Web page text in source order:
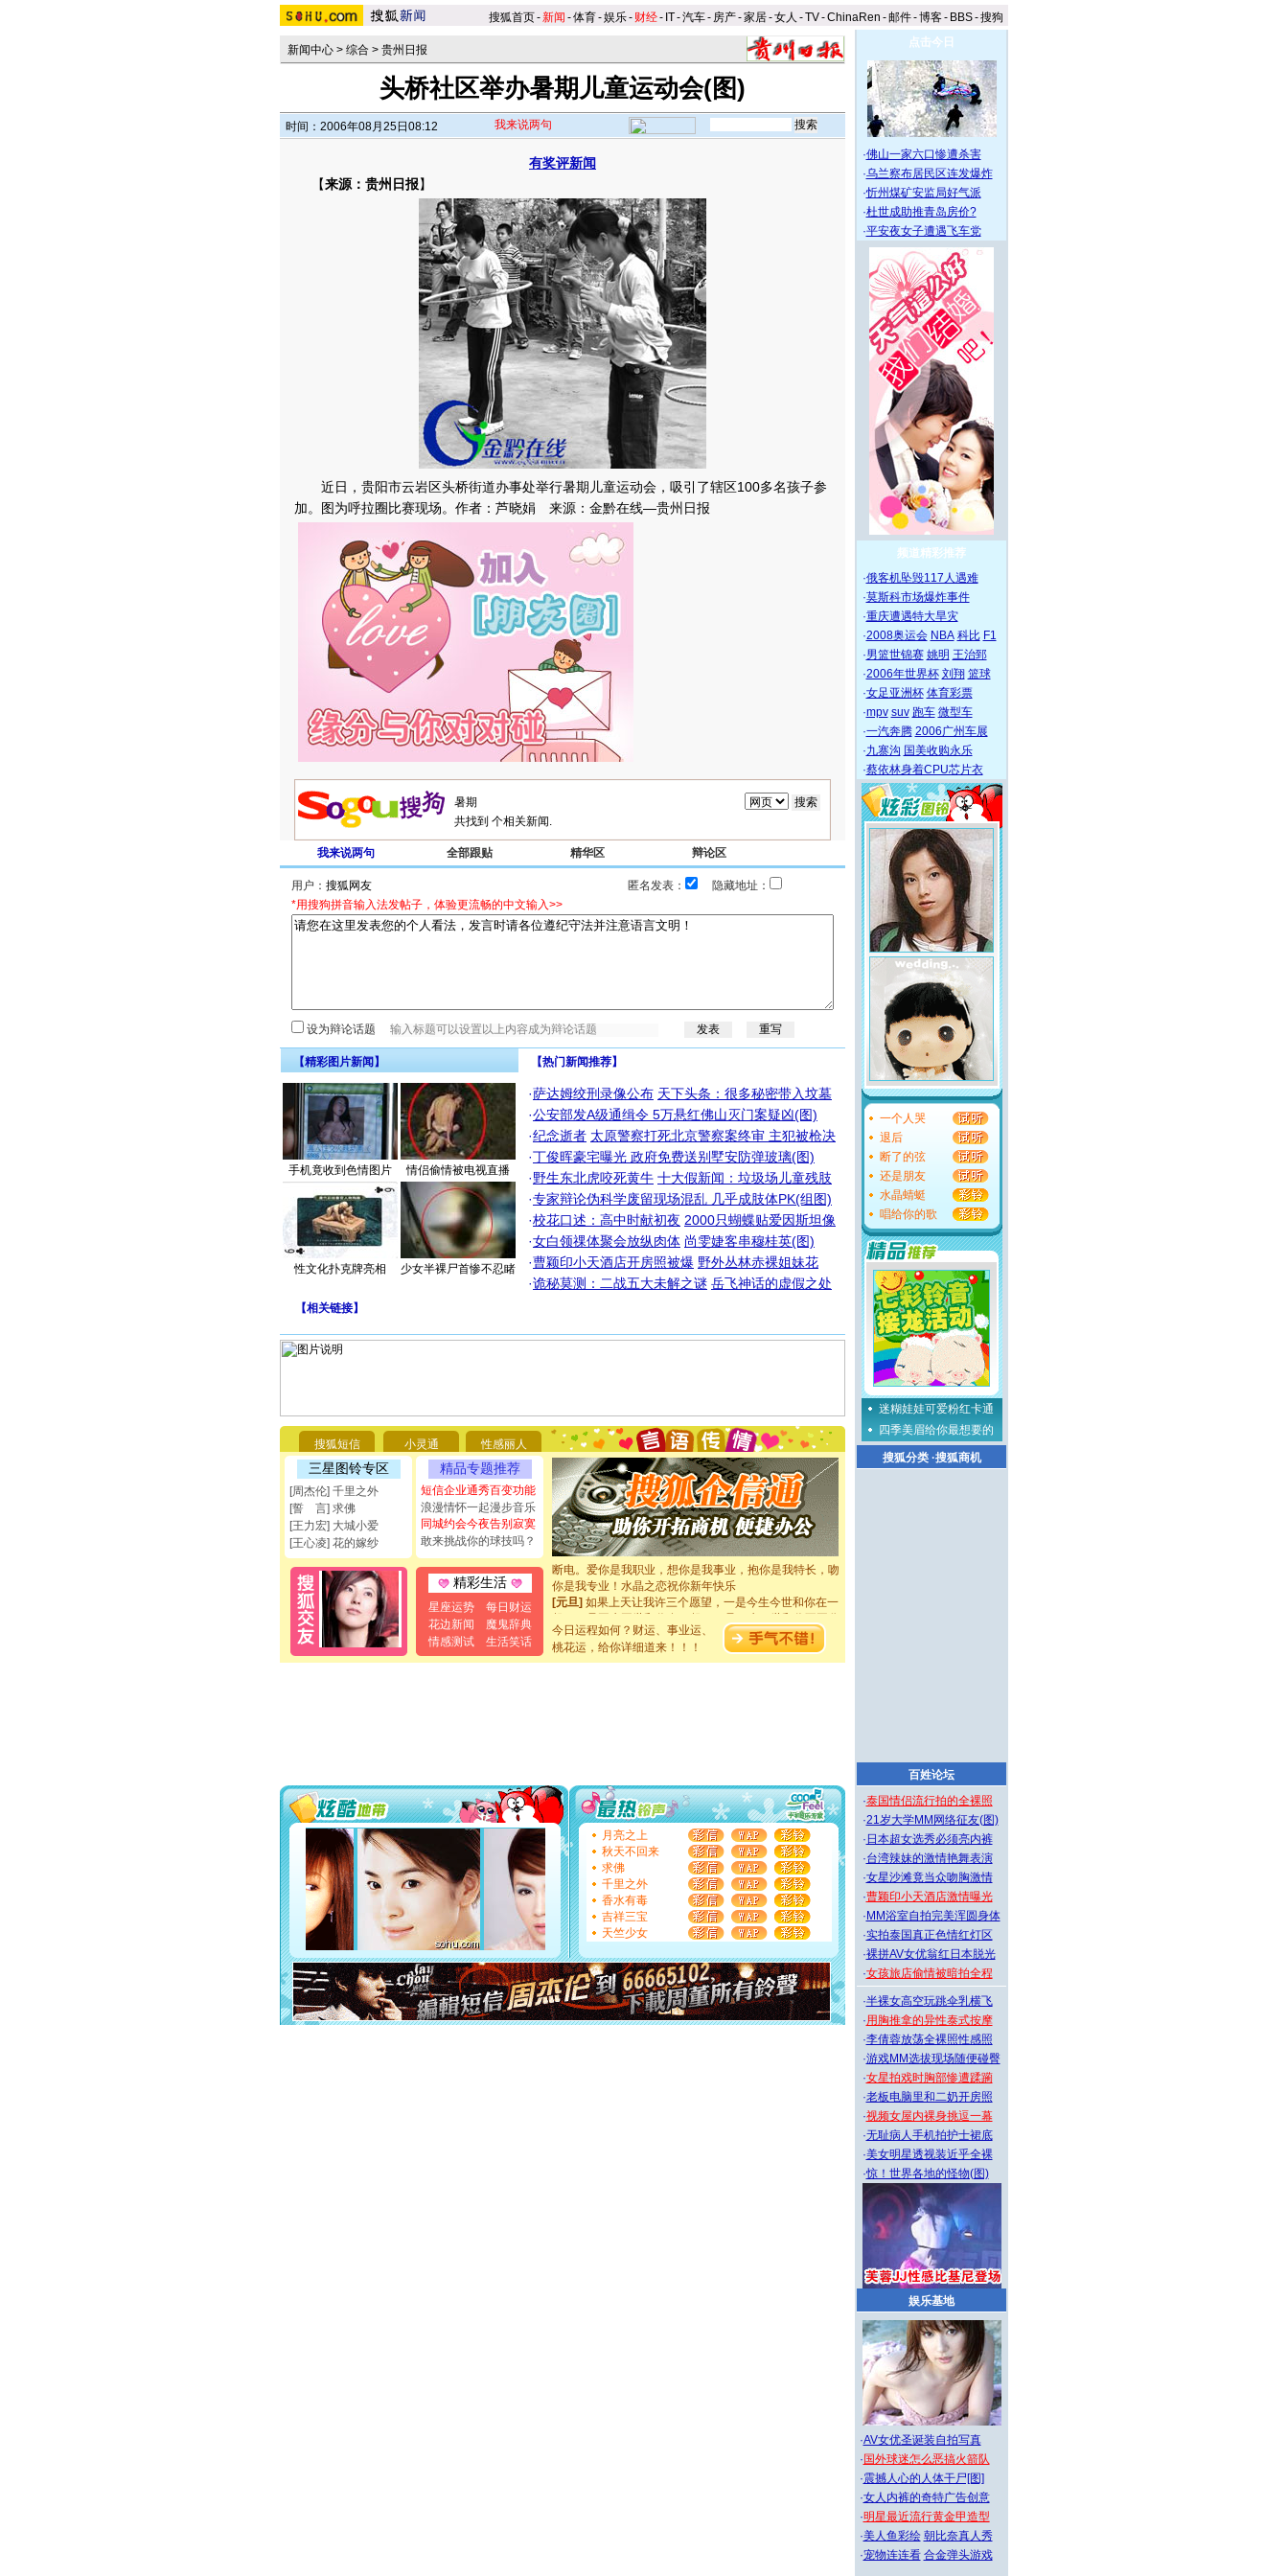
搜狐首页-新闻 -体育-娱乐- 财经- IT-汽车- 房产-家居-女人 -TV-ChinaRen -邮件-博客- BBS-搜狗
新闻中心 > 综合 > 贵州日报
头桥社区举办暑期儿童运动会(图)
时间：2006年08月25日08:12 我来说两句
有奖评新闻
【来源：贵州日报】
近日，贵阳市云岩区头桥街道办事处举行暑期儿童运动会，吸引了辖区100多名孩子参
加。图为呼拉圈比赛现场。作者：芦晓娟 来源：金黔在线—贵州日报
共找到 个相关新闻.
我来说两句 全部跟贴 精华区 辩论区
用户： 匿名发表：
隐藏地址：
*用搜狗拼音输入法发帖子，体验更流畅的中文输入>>
设为辩论话题
【精彩图片新闻】
手机竟收到色情图片 情侣偷情被电视直播
性文化扑克牌亮相 少女半裸尸首惨不忍睹
【热门新闻推荐】
·萨达姆绞刑录像公布 天下头条：很多秘密带入坟墓
·公安部发A级通缉令 5万悬红佛山灭门案疑凶(图)
·纪念逝者 太原警察打死北京警察案终审 主犯被枪决
·丁俊晖豪宅曝光 政府免费送别墅安防弹玻璃(图)
·野生东北虎咬死黄牛 十大假新闻：垃圾场儿童残肢
·专家辩论伪科学废留现场混乱 几乎成肢体PK(组图)
·校花口述：高中时献初夜 2000只蝴蝶贴爱因斯坦像
·女白领祼体聚会放纵肉体 尚雯婕客串穆桂英(图)
·曹颖印小天酒店开房照被爆 野外丛林赤裸姐妹花
·诡秘莫测：二战五大未解之谜 岳飞神话的虚假之处
【相关链接】
搜狐短信 小灵通 性感丽人
三星图铃专区
[周杰伦] 千里之外
[誓 言] 求佛
[王力宏] 大城小爱
[王心凌] 花的嫁纱
精品专题推荐
短信企业通秀百变功能
浪漫情怀一起漫步音乐
同城约会今夜告别寂寞
敢来挑战你的球技吗？
精彩生活
星座运势
每日财运
花边新闻
魔鬼辞典
情感测试
生活笑话
[圣诞节]圣诞节到了，想想没什么送给你的，又不打算给
你太多，只有给你五千万：千万快乐！千万要健康！千万
要平安！千万要知足！千万不要忘记我！
[圣诞节]不只这样的日子才会想起你,而是这样的日子才
能正大光明地骚扰你,告诉你,圣诞要快乐!新年要快乐!天天
都要快乐噢!
[圣诞节]奉上一颗祝福的心,在这个特别的日子里,愿幸福,
如意,快乐,鲜花,一切美好的祝愿与你同在.圣诞快乐!
[元旦]看到你我会触电；看不到你我要充电；没有你我会
断电。爱你是我职业，想你是我事业，抱你是我特长，吻
你是我专业！水晶之恋祝你新年快乐
[元旦]如果上天让我许三个愿望，一是今生今世和你在一
起；二是再生再世和你在一起；三是三生三世和你不再分
离。水晶之恋祝你新年快乐
[元旦]当我狠下心扭头离去那一刻，你在我身后无助地哭
泣，这痛楚让我明白我多么爱你。我转身抱住你：这猪不
[圣诞节]圣诞节到了，想想没什么送给你的，又不打算给
你太多，只有给你五千万：千万快乐！千万要健康！千万
要平安！千万要知足！千万不要忘记我！
[圣诞节]不只这样的日子才会想起你,而是这样的日子才
能正大光明地骚扰你,告诉你,圣诞要快乐!新年要快乐!天天
都要快乐噢!
[圣诞节]奉上一颗祝福的心,在这个特别的日子里,愿幸福,
如意,快乐,鲜花,一切美好的祝愿与你同在.圣诞快乐!
[元旦]
看到你我会触电；看不到你我要充电；没有你我会
断电。爱你是我职业，想你是我事业，抱你是我特长，吻
你是我专业！水晶之恋祝你新年快乐
[元旦]如果上天让我许三个愿望，一是今生今世和你在一
起；二是再生再世和你在一起；三是三生三世和你不再分
离。水晶之恋祝你新年快乐
[元旦]当我狠下心扭头离去那一刻，你在我身后无助地哭
今日运程如何？财运、事业运、
桃花运，给你详细道来！！！
月亮之上
秋天不回来
求佛
千里之外
香水有毒
吉祥三宝
天竺少女
点击今日
·佛山一家六口惨遭杀害
·乌兰察布居民区连发爆炸
·忻州煤矿安监局好气派
·杜世成助推青岛房价?
·平安夜女子遭遇飞车党
频道精彩推荐
·俄客机坠毁117人遇难
·莫斯科市场爆炸事件
·重庆遭遇特大旱灾
·2008奥运会 NBA 科比 F1
·男篮世锦赛 姚明 王治郅
·2006年世界杯 刘翔 篮球
·女足亚洲杯 体育彩票
·mpv suv 跑车 微型车
·一汽奔腾 2006广州车展
·九寨沟 国美收购永乐
·蔡依林身着CPU芯片衣
一个人哭
退后
断了的弦
还是朋友
水晶蜻蜓
唱给你的歌
迷糊娃娃可爱粉红卡通
四季美眉给你最想要的
搜狐分类·搜狐商机
百姓论坛
·泰国情侣流行拍的全裸照
·21岁大学MM网络征友(图)
· 日本超女选秀必须亮内裤
·台湾辣妹的激情艳舞表演
·女星沙滩竟当众吻胸激情
·曹颖印小天酒店激情曝光
· MM浴室自拍完美浑圆身体
·实拍泰国真正色情红灯区
·裸拼AV女优翁红日本脱光
·女孩旅店偷情被暗拍全程
·半裸女高空玩跳伞乳横飞
·用胸推拿的异性泰式按摩
·李倩蓉放荡全裸照性感照
·游戏MM选拔现场随便碰臀
·女星拍戏时胸部惨遭蹂躏
·老板电脑里和二奶开房照
·视频女屋内裸身挑逗一幕
·无耻病人手机拍护士裙底
·美女明星透视装近乎全裸
·惊！世界各地的怪物(图)
娱乐基地
·AV女优圣诞装自拍写真
· 国外球迷怎么恶搞火箭队
·震撼人心的人体干尸[图]
·女人内裤的奇特广告创意
·明星最近流行黄金甲造型
·美人鱼彩绘 朝比奈真人秀
·宠物连连看 合金弹头游戏